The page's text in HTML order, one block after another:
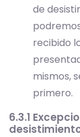
de
recibido
mismos,
primero.
6.3.1